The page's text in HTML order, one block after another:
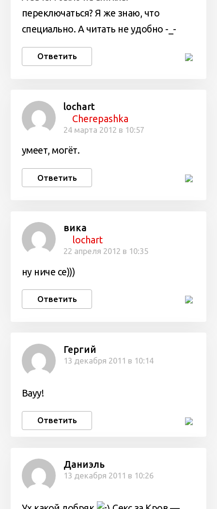
переключаться? Я же знаю, что
специально. А читать не удобно -_-
Ответить
lochart
Cherepashka
24 марта 2012 в 10:57
умеет, могёт.
Ответить
вика
lochart
22 апреля 2012 в 10:35
ну ниче се)))
Ответить
Гергий
13 декабря 2011 в 10:14
Вауу!
Ответить
Даниэль
13 декабря 2011 в 10:26